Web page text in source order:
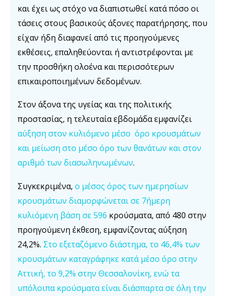
και έχει ως στόχο να διαπιστωθεί κατά πόσο οι
τάσεις στους βασικούς άξονες παρατήρησης, που
είχαν ήδη διαφανεί από τις προηγούμενες
εκθέσεις, επαληθεύονται ή αντιστρέφονται με
την προσθήκη ολοένα και περισσότερων
επικαιροποιημένων δεδομένων.
Στον άξονα της υγείας και της πολιτικής
προστασίας, η τελευταία εβδομάδα εμφανίζει
αύξηση στον κυλιόμενο μέσο όρο κρουσμάτων
και μείωση στο μέσο όρο των θανάτων και στον
αριθμό των διασωληνωμένων.
Συγκεκριμένα, ο μέσος όρος των ημερησίων
κρουσμάτων διαμορφώνεται σε 7ήμερη
κυλιόμενη βάση σε596 κρούσματα, από 480 στην
προηγούμενη έκθεση, εμφανίζοντας αύξηση
24,2%. Στο εξεταζόμενο διάστημα, το 46,4% των
κρουσμάτων καταγράφηκε κατά μέσο όρο στην
Αττική, το 9,2% στην Θεσσαλονίκη, ενώ τα
υπόλοιπα κρούσματα είναι διάσπαρτα σε όλη την